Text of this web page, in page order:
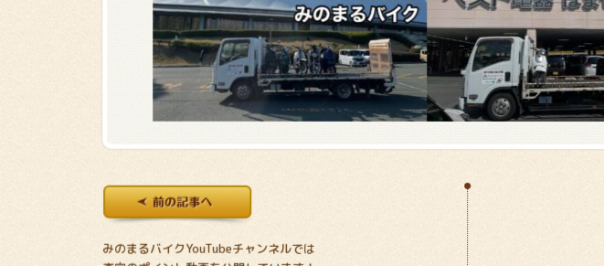
みのまるバイクYouTubeチャンネルでは